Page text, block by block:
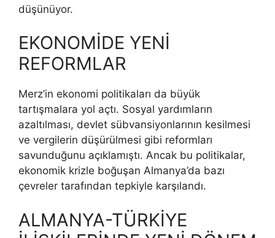
düşünüyor.
EKONOMİDE YENİ
REFORMLAR
Merz’in ekonomi politikaları da büyük
tartışmalara yol açtı. Sosyal yardımların
azaltılması, devlet sübvansiyonlarının kesilmesi
ve vergilerin düşürülmesi gibi reformları
savunduğunu açıklamıştı. Ancak bu politikalar,
ekonomik krizle boğuşan Almanya’da bazı
çevreler tarafından tepkiyle karşılandı.
ALMANYA-TÜRKİYE